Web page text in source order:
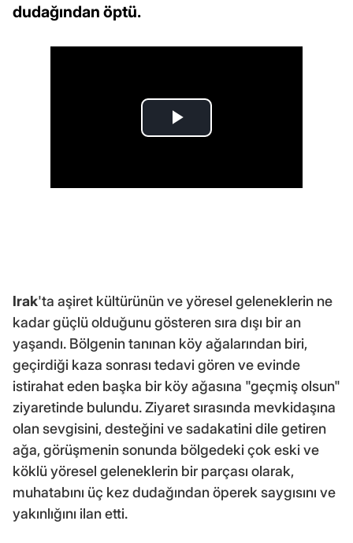
dudağından öptü.
Irak'ta aşiret kültürünün ve yöresel geleneklerin ne
kadar güçlü olduğunu gösteren sıra dışı bir an
yaşandı. Bölgenin tanınan köy ağalarından biri,
geçirdiği kaza sonrası tedavi gören ve evinde
istirahat eden başka bir köy ağasına "geçmiş olsun"
ziyaretinde bulundu. Ziyaret sırasında mevkidaşına
olan sevgisini, desteğini ve sadakatini dile getiren
ağa, görüşmenin sonunda bölgedeki çok eski ve
köklü yöresel geleneklerin bir parçası olarak,
muhatabını üç kez dudağından öperek saygısını ve
yakınlığını ilan etti.